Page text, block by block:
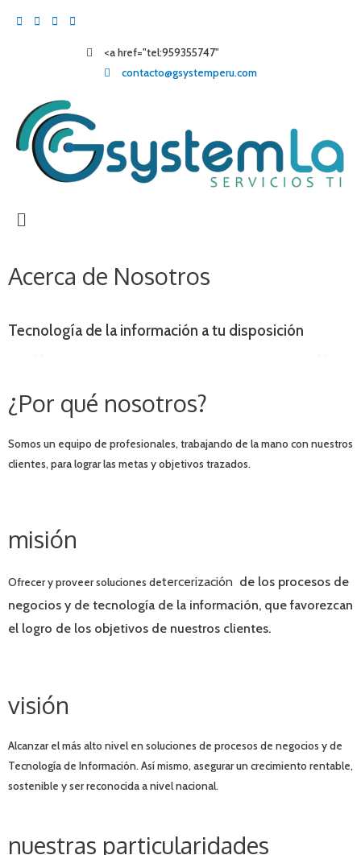
<a href="tel:959355747"
contacto@gsystemperu.com
Main
Acerca de Nosotros
Tecnología de la información a tu disposición
¿Por qué nosotros?
Somos un equipo de profesionales, trabajando de la mano con nuestros
clientes, para lograr las metas y objetivos trazados.
misión
Ofrecer y proveer soluciones detercerización de los procesos de
negocios y de tecnología de la información, que favorezcan
el logro de los objetivos de nuestros clientes.
visión
Alcanzar el más alto nivel en soluciones de procesos de negocios y de
Tecnología de Información. Así mismo, asegurar un crecimiento rentable,
sostenible y ser reconocida a nivel nacional.
nuestras particularidades